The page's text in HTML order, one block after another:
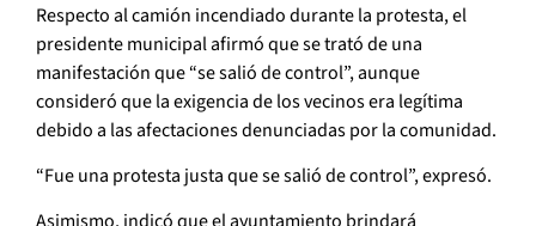
Respecto al camión incendiado durante la protesta, el
presidente municipal afirmó que se trató de una
manifestación que “se salió de control”, aunque
consideró que la exigencia de los vecinos era legítima
debido a las afectaciones denunciadas por la comunidad.
“Fue una protesta justa que se salió de control”, expresó.